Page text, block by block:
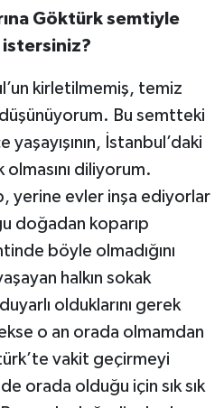
Göktürk semtiyle
kirletilmemiş, temiz
Bu semtteki
yaşayışının, İstanbul’daki
diliyorum.
yerine evler inşa ediyorlar
doğadan koparıp
böyle olmadığını
halkın sokak
olduklarını gerek
o an orada olmamdan
vakit geçirmeyi
orada olduğu için sık sık